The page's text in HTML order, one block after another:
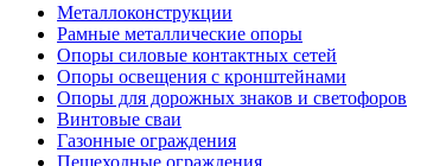
Металлоконструкции
Рамные металлические опоры
Опоры силовые контактных сетей
Опоры освещения с кронштейнами
Опоры для дорожных знаков и светофоров
Винтовые сваи
Газонные ограждения
Пешеходные ограждения